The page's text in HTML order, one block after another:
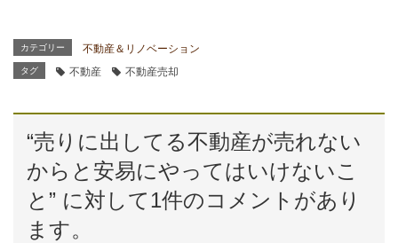
c
e
o
o
k
tt
er
er
e
e
e
カテゴリー 不動産＆リノベーション
タグ 不動産 不動産売却
“売りに出してる不動産が売れない
からと安易にやってはいけないこ
と ” に対して1件のコメントがあり
ます。